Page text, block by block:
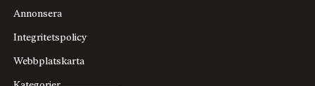
Annonsera
Integritetspolicy
Webbplatskarta